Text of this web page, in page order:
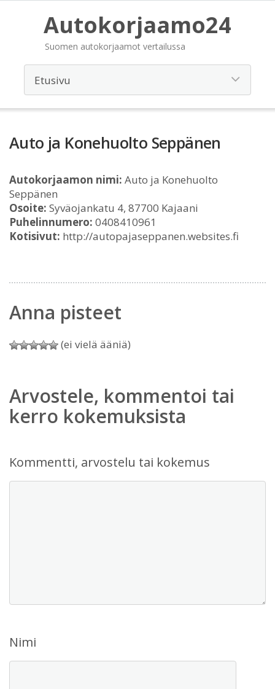
Autokorjaamo24
Suomen autokorjaamot vertailussa
Auto ja Konehuolto Seppänen
Autokorjaamon nimi: Auto ja Konehuolto
Seppänen
Osoite: Syväojankatu 4, 87700 Kajaani
Puhelinnumero: 0408410961
Kotisivut: http://autopajaseppanen.websites.fi
Anna pisteet
(ei vielä ääniä)
Arvostele, kommentoi tai
kerro kokemuksista
Kommentti, arvostelu tai kokemus
Nimi